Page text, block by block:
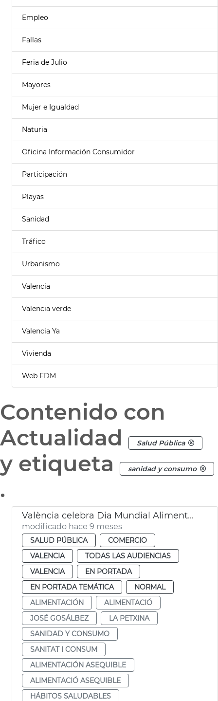
Empleo
Fallas
Feria de Julio
Mayores
Mujer e Igualdad
Naturia
Oficina Información Consumidor
Participación
Playas
Sanidad
Tráfico
Urbanismo
Valencia
Valencia verde
Valencia Ya
Vivienda
Web FDM
Contenido con
Actualidad
Salud Pública
y etiqueta sanidad y consumo
.
València celebra Dia Mundial Alimentación
modificado hace 9 meses
SALUD PÚBLICA
COMERCIO
VALENCIA
TODAS LAS AUDIENCIAS
VALENCIA
EN PORTADA
EN PORTADA TEMÁTICA
NORMAL
ALIMENTACIÓN
ALIMENTACIÓ
JOSÉ GOSÁLBEZ
LA PETXINA
SANIDAD Y CONSUMO
SANITAT I CONSUM
ALIMENTACIÓN ASEQUIBLE
ALIMENTACIÓ ASEQUIBLE
HÁBITOS SALUDABLES